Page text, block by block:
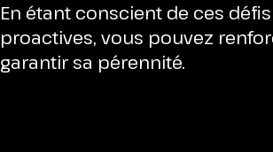
En étant conscient de ces
proactives, vous pouvez
garantir sa pérennité.